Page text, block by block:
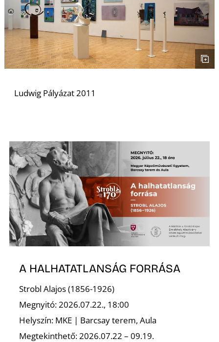
Ludwig Pályázat 2011
A HALHATATLANSÁG FORRÁSA
Strobl Alajos (1856-1926)
Megnyitó: 2026.07.22., 18:00
Helyszín: MKE | Barcsay terem, Aula
Megtekinthető: 2026.07.22 – 09.19.